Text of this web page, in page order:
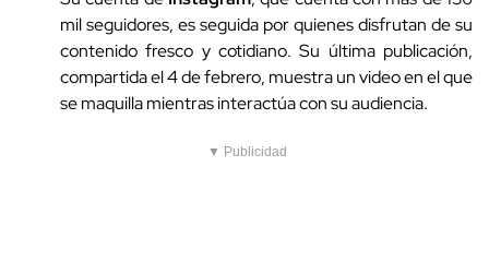
mil seguidores, es seguida por quienes disfrutan de su
contenido fresco y cotidiano. Su última publicación,
compartida el 4 de febrero, muestra un video en el que
se maquilla mientras interactúa con su audiencia.
▼ Publicidad